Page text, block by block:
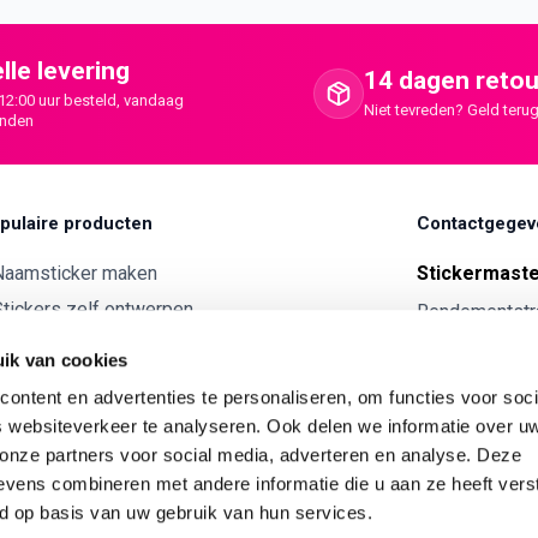
van cookies
en advertenties te personaliseren, om functies voor
websiteverkeer te analyseren. Ook delen we informatie over
partners voor social media, adverteren en analyse. Deze
combineren met andere informatie die u aan ze heeft
op basis van uw gebruik van hun services.
levering
uur besteld, vandaag
14 dagen
Niet tevreden? Geld
producten
maken
zelf ontwerpen
je eigen kunststof tekst
maken
je eigen Vilt tekst
je eigen rally naam sticker
KVK:71793437
BTW nr: